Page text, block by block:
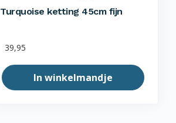
Turquoise ketting 45cm fijn
39,95
In winkelmandje